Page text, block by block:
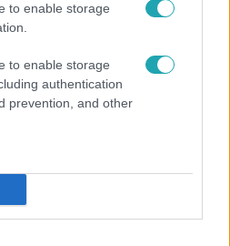
to enable storage
to enable storage
authentication
prevention, and other
tudta feledtetni, hogy a Leskó
az Ingatlanvadászokban.